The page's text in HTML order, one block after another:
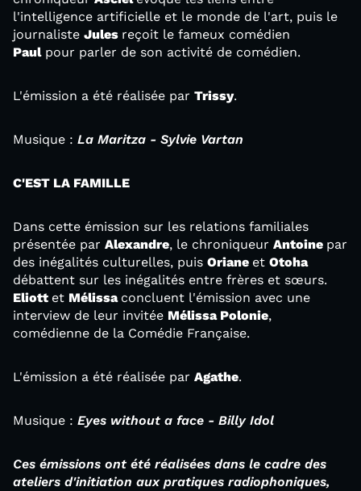
l'intelligence artificielle et le monde de l'art, puis le
journaliste Jules reçoit le fameux comédien
Paulpour parler de son activité de comédien.
L'émission a été réalisée par Trissy.
Musique : La Maritza - Sylvie Vartan
C'EST LA FAMILLE
Dans cette émission sur les relations familiales
présentée par Alexandre, le chroniqueur Antoine par
des inégalités culturelles, puis Oriane et Otoha
débattent sur les inégalités entre frères et sœurs.
Eliott et Mélissa concluent l'émission avec une
interview de leur invitée Mélissa Polonie,
comédienne de la Comédie Française.
L'émission a été réalisée par Agathe.
Musique : Eyes without a face - Billy Idol
Ces émissions ont été réalisées dans le cadre des
ateliers d'initiation aux pratiques radiophoniques,